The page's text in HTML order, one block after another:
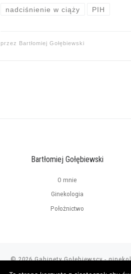
nadciśnienie w ciąży PIH
przez Bartłomiej Gołębiewski
Bartłomiej Gołębiewski
O mnie
Ginekologia
Położnictwo
© 2026 Gabinety Gołebiewscy -